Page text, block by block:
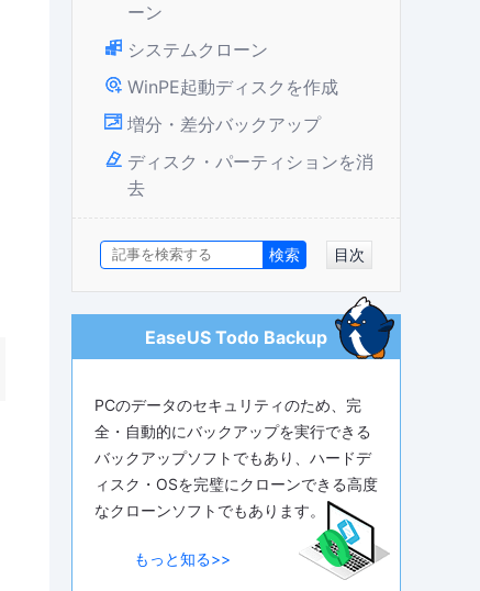
ーン
システムクローン
WinPE起動ディスクを作成
増分・差分バックアップ
ディスク・パーティションを消
去
目次
EaseUS Todo Backup
PCのデータのセキュリティのため、完
全・自動的にバックアップを実行できる
バックアップソフトでもあり、ハードデ
ィスク・OSを完璧にクローンできる高度
なクローンソフトでもあります。
もっと知る>>